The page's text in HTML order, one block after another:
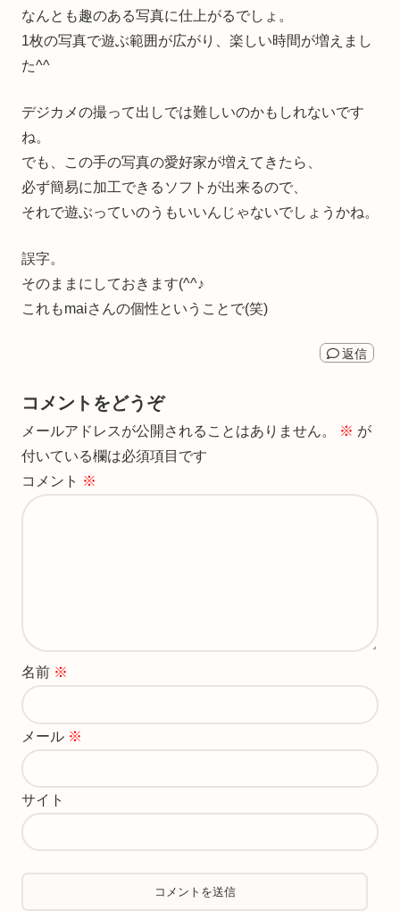
なんとも趣のある写真に仕上がるでしょ。
1枚の写真で遊ぶ範囲が広がり、楽しい時間が増えまし
た^^
デジカメの撮って出しでは難しいのかもしれないです
ね。
でも、この手の写真の愛好家が増えてきたら、
必ず簡易に加工できるソフトが出来るので、
それで遊ぶっていのうもいいんじゃないでしょうかね。
誤字。
そのままにしておきます(^^♪
これもmaiさんの個性ということで(笑)
返信
コメントをどうぞ
メールアドレスが公開されることはありません。 ※ が
付いている欄は必須項目です
コメント ※
名前 ※
メール ※
サイト